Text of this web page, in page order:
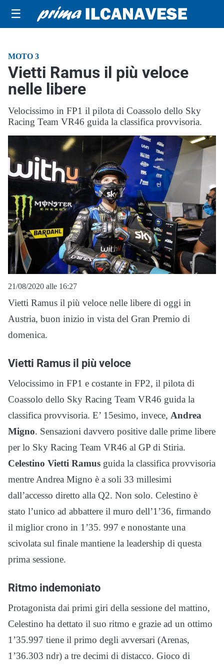
☰
MOTO 3
Vietti Ramus il più veloce
nelle libere
Velocissimo in FP1 il pilota di Coassolo dello Sky
Racing Team VR46 guida la classifica provvisoria.
21/08/2020 alle 16:27
Vietti Ramus il più veloce nelle libere di oggi in
Austria, buon inizio in vista del Gran Premio di
domenica.
Vietti Ramus il più veloce
Velocissimo in FP1 e costante in FP2, il pilota di
Coassolo dello Sky Racing Team VR46 guida la
classifica provvisoria. E’ 15esimo, invece, Andrea
Migno. Sensazioni davvero positive dalle prime libere
per lo Sky Racing Team VR46 al GP di Stiria.
Celestino Vietti Ramus guida la classifica provvisoria
mentre Andrea Migno è a soli 33 millesimi
dall’accesso diretto alla Q2. Non solo. Celestino è
stato l’unico ad abbattere il muro dell’1’36, firmando
il miglior crono in 1’35. 997 e nonostante una
scivolata sul finale mantiene la leadership di questa
prima sessione.
Ritmo indemoniato
Protagonista dai primi giri della sessione del mattino,
Celestino ha dettato il suo ritmo e grazie ad un ottimo
1’35.997 tiene il primo degli avversari (Arenas,
1’36.303 ndr) a tre decimi di distacco. Gioco di